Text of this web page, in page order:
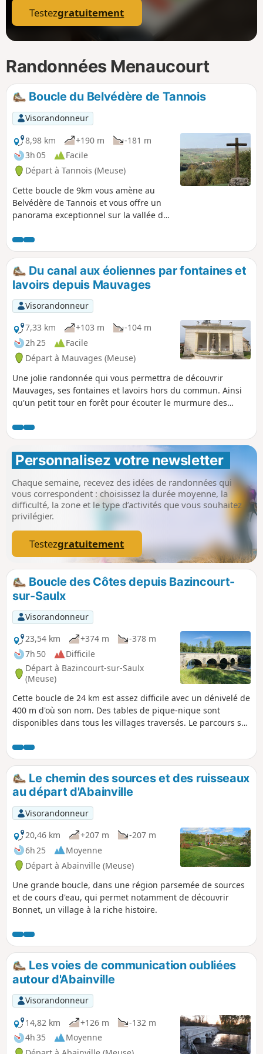
Testezgratuitement
Randonnées Menaucourt
Boucle du Belvédère de Tannois
Visorandonneur
8,98 km
+190 m
-181 m
3h 05
Facile
Départ à Tannois (Meuse)
Cette boucle de 9km vous amène au
Belvédère de Tannois et vous offre un
panorama exceptionnel sur la vallée de
Du canal aux éoliennes par fontaines et
lavoirs depuis Mauvages
Visorandonneur
7,33 km
+103 m
-104 m
2h 25
Facile
Départ à Mauvages (Meuse)
Une jolie randonnée qui vous permettra de découvrir
Mauvages, ses fontaines et lavoirs hors du commun. Ainsi
qu'un petit tour en forêt pour écouter le murmure des
inverse, car il est interdit de descendre les escaliers au
niveau du canal, entre (3) et (4)
Personnalisez votre newsletter
Chaque semaine, recevez des idées de randonnées qui
vous correspondent : choisissez la durée moyenne, la
difficulté, la zone et le type d’activités que vous souhaitez
privilégier.
Testezgratuitement
Boucle des Côtes depuis Bazincourt-
sur-Saulx
Visorandonneur
23,54 km
+374 m
-378 m
7h 50
Difficile
Départ à Bazincourt-sur-Saulx
(Meuse)
Cette boucle de 24 km est assez difficile avec un dénivelé de
400 m d'où son nom. Des tables de pique-nique sont
disponibles dans tous les villages traversés. Le parcours se
ombragé. À Stainville, visitez l'Église Saint-Mathieu du XVIe
avec un autel à baldaquin, des huiles sur toile du Christ, le
château de Choiseul et la fontaine de pierre du XIXe siècle.
Le chemin des sources et des ruisseaux
au départ d'Abainville
Visorandonneur
20,46 km
+207 m
-207 m
6h 25
Moyenne
Départ à Abainville (Meuse)
Une grande boucle, dans une région parsemée de sources
et de cours d'eau, qui permet notamment de découvrir
Bonnet, un village à la riche histoire.
Les voies de communication oubliées
autour d'Abainville
Visorandonneur
14,82 km
+126 m
-132 m
4h 35
Moyenne